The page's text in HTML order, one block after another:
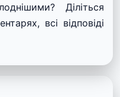
Діліться
всі відповіді